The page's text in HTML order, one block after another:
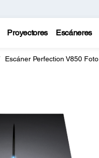
Proyectores Escáneres
Escáner Perfection V850 Foto